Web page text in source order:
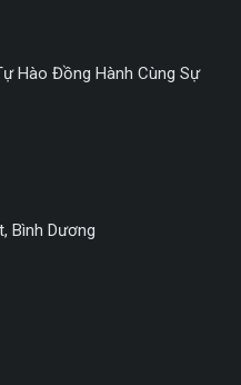
Hào Đồng Hành Cùng Sự
Bình Dương